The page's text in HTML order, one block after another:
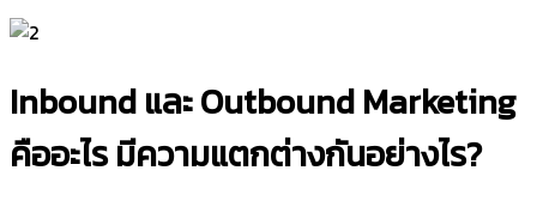
Inbound และ Outbound Marketing
คืออะไร มีความแตกต่างกันอย่างไร?